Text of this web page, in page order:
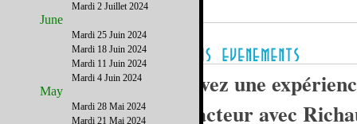
Vivez une
d'acteur avec
Mardi 2 Juillet 2024
June
Mardi 25 Juin 2024
Mardi 18 Juin 2024
Mardi 11 Juin 2024
Mardi 4 Juin 2024
May
Mardi 28 Mai 2024
Mardi 21 Mai 2024